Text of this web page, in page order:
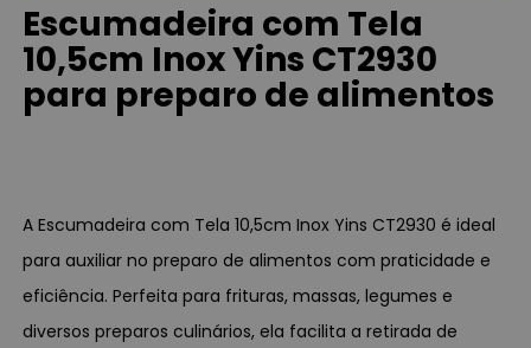
Escumadeira com Tela
10,5cm Inox Yins CT2930
para preparo de alimentos
A Escumadeira com Tela 10,5cm Inox Yins CT2930 é ideal
para auxiliar no preparo de alimentos com praticidade e
eficiência. Perfeita para frituras, massas, legumes e
diversos preparos culinários, ela facilita a retirada de